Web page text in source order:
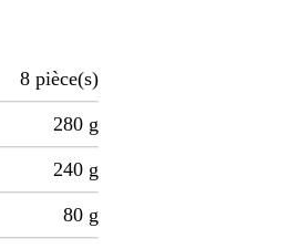
8 pièce(s)
280 g
240 g
80 g